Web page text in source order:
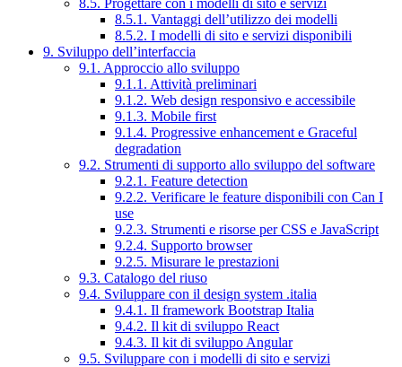
8.5.1. Vantaggi dell’utilizzo dei modelli
8.5.2. I modelli di sito e servizi disponibili
9. Sviluppo dell’interfaccia
9.1. Approccio allo sviluppo
9.1.1. Attività preliminari
9.1.2. Web design responsivo e accessibile
9.1.3. Mobile first
9.1.4. Progressive enhancement e Graceful
degradation
9.2. Strumenti di supporto allo sviluppo del software
9.2.1. Feature detection
9.2.2. Verificare le feature disponibili con Can I
use
9.2.3. Strumenti e risorse per CSS e JavaScript
9.2.4. Supporto browser
9.2.5. Misurare le prestazioni
9.3. Catalogo del riuso
9.4. Sviluppare con il design system .italia
9.4.1. Il framework Bootstrap Italia
9.4.2. Il kit di sviluppo React
9.4.3. Il kit di sviluppo Angular
9.5. Sviluppare con i modelli di sito e servizi